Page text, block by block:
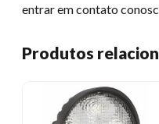
entrar em contato
Produtos